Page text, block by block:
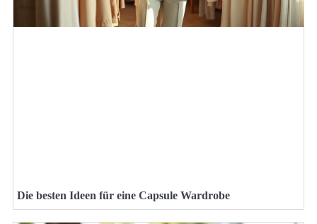
Die besten Ideen für eine Capsule Wardrobe